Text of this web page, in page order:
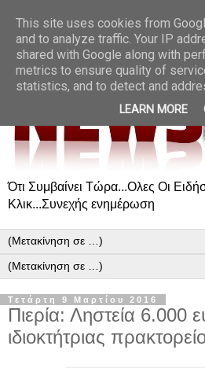
Ότι Συμβαίνει Τώρα...Ολες Οι
Κλικ...Συνεχής ενημέρωση
Τετάρτη 9 Μαρτίου 2016
Πιερία: Ληστεία 6.000
ιδιοκτήτριας
This site uses cookies from
and to analyze traffic. Your IP
shared with Google along with
metrics to ensure quality of
statistics, and to detect and
LEARN MORE